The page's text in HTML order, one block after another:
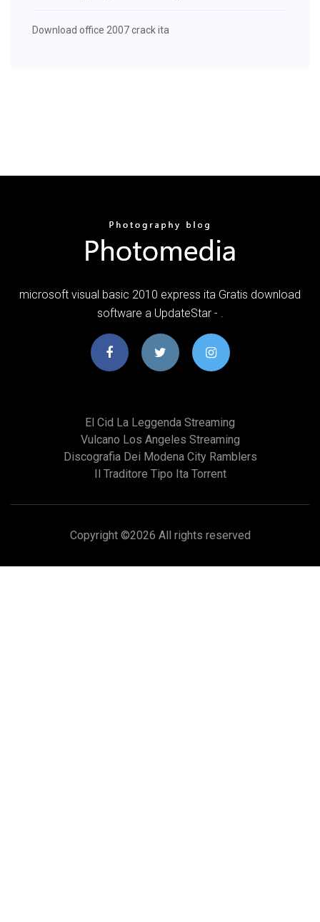
Download office 2007 crack ita
microsoft visual basic 2010 express ita Gratis download
software a UpdateStar - .
El Cid La Leggenda Streaming
Vulcano Los Angeles Streaming
Discografia Dei Modena City Ramblers
Il Traditore Tipo Ita Torrent
Copyright ©2026 All rights reserved